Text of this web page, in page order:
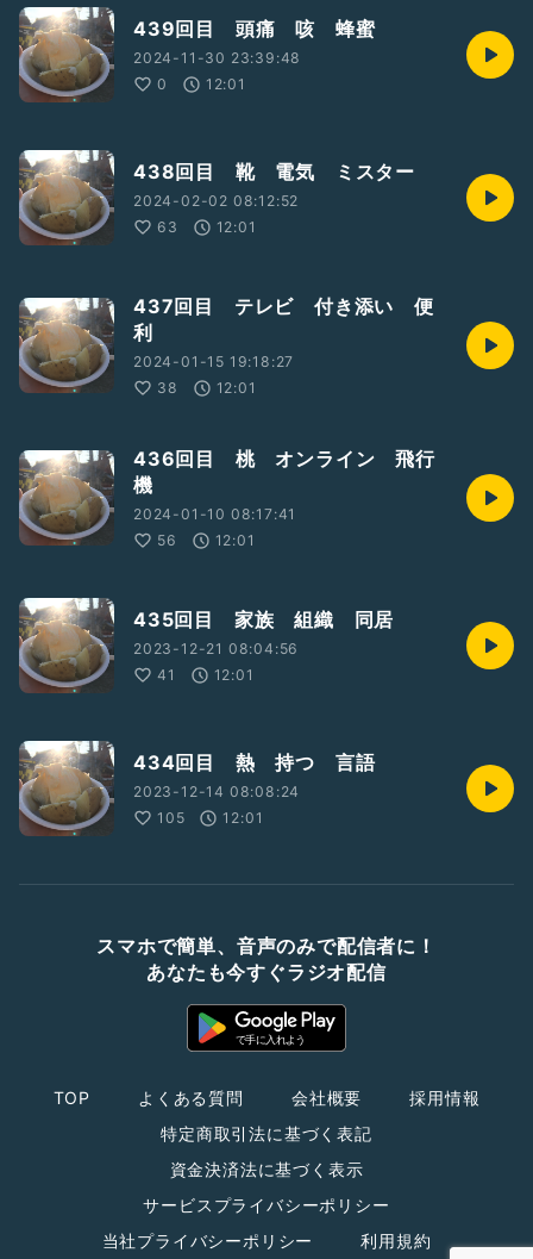
439回目 頭痛 咳 蜂蜜
2024-11-30 23:39:48
0
12:01
438回目 靴 電気 ミスター
2024-02-02 08:12:52
63
12:01
437回目 テレビ 付き添い 便
利
2024-01-15 19:18:27
38
12:01
436回目 桃 オンライン 飛行
機
2024-01-10 08:17:41
56
12:01
435回目 家族 組織 同居
2023-12-21 08:04:56
41
12:01
434回目 熱 持つ 言語
2023-12-14 08:08:24
105
12:01
スマホで簡単、音声のみで配信者に！
あなたも今すぐラジオ配信
TOP よくある質問 会社概要
採用情報
特定商取引法に基づく表記
資金決済法に基づく表示
サービスプライバシーポリシー
当社プライバシーポリシー
利用規約